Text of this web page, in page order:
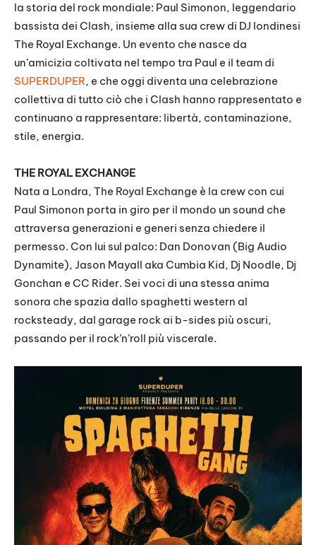
la storia del rock mondiale: Paul Simonon, leggendario
bassista dei Clash, insieme alla sua crew di DJ londinesi
The Royal Exchange. Un evento che nasce da
un’amicizia coltivata nel tempo tra Paul e il team di
SUPERDUPER, e che oggi diventa una celebrazione
collettiva di tutto ciò che i Clash hanno rappresentato e
continuano a rappresentare: libertà, contaminazione,
stile, energia.
THE ROYAL EXCHANGE
Nata a Londra, The Royal Exchange è la crew con cui
Paul Simonon porta in giro per il mondo un sound che
attraversa generazioni e generi senza chiedere il
permesso. Con lui sul palco: Dan Donovan (Big Audio
Dynamite), Jason Mayall aka Cumbia Kid, Dj Noodle, Dj
Gonchan e CC Rider. Sei voci di una stessa anima
sonora che spazia dallo spaghetti western al
rocksteady, dal garage rock ai b-sides più oscuri,
passando per il rock’n’roll più viscerale.